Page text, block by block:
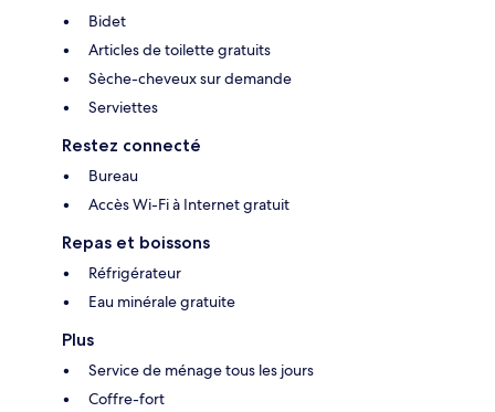
Bidet
Articles de toilette gratuits
Sèche-cheveux sur demande
Serviettes
Restez connecté
Bureau
Accès Wi-Fi à Internet gratuit
Repas et boissons
Réfrigérateur
Eau minérale gratuite
Plus
Service de ménage tous les jours
Coffre-fort